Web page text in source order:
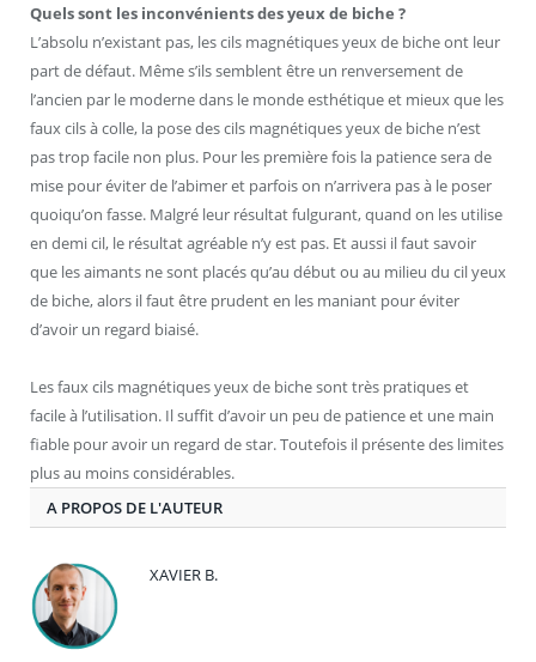
Quels sont les inconvénients des yeux de biche ?
L’absolu n’existant pas, les cils magnétiques yeux de biche ont leur
part de défaut. Même s’ils semblent être un renversement de
l’ancien par le moderne dans le monde esthétique et mieux que les
faux cils à colle, la pose des cils magnétiques yeux de biche n’est
pas trop facile non plus. Pour les première fois la patience sera de
mise pour éviter de l’abimer et parfois on n’arrivera pas à le poser
quoiqu’on fasse. Malgré leur résultat fulgurant, quand on les utilise
en demi cil, le résultat agréable n’y est pas. Et aussi il faut savoir
que les aimants ne sont placés qu’au début ou au milieu du cil yeux
de biche, alors il faut être prudent en les maniant pour éviter
d’avoir un regard biaisé.
Les faux cils magnétiques yeux de biche sont très pratiques et
facile à l’utilisation. Il suffit d’avoir un peu de patience et une main
fiable pour avoir un regard de star. Toutefois il présente des limites
plus au moins considérables.
A PROPOS DE L'AUTEUR
XAVIER B.